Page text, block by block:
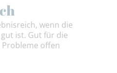
wenn die
ist. Gut für die
offen